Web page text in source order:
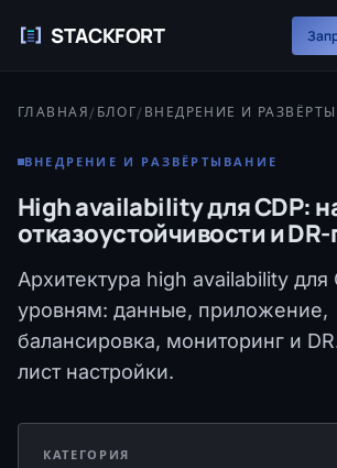
STACKFORT
ГЛАВНАЯ/ БЛОГ/ ВНЕДРЕНИЕ И
ВНЕДРЕНИЕ И РАЗВЁРТЫВАНИЕ
High availability для CDP:
отказоустойчивости и
Архитектура high availability для
уровням: данные, приложение,
балансировка, мониторинг и
лист настройки.
КАТЕГОРИЯ